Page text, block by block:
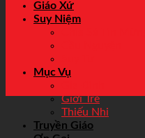
Giáo Xứ
Suy Niệm
Mục Vụ
Giới Trẻ
Thiếu Nhi
Truyền Giáo